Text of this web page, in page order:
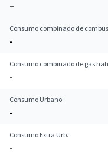
–
Consumo combinado de
-
Consumo combinado de gas
-
Consumo Urbano
-
Consumo Extra Urb.
-